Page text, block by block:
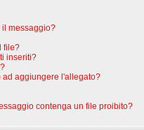
il messaggio?
file?
inseriti?
ad aggiungere l'allegato?
contenga un file proibito?